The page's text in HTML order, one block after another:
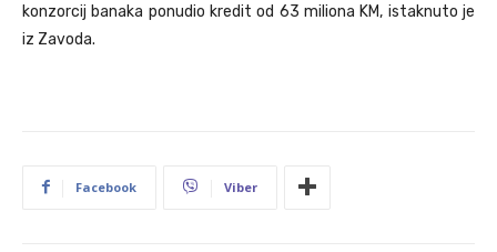
konzorcij banaka ponudio kredit od 63 miliona KM, istaknuto je
iz Zavoda.
Facebook Viber